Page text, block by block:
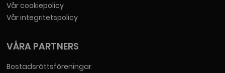
Vår cookiepolicy
Vår integritetspolicy
VÅRA PARTNERS
Bostadsrättsföreningar